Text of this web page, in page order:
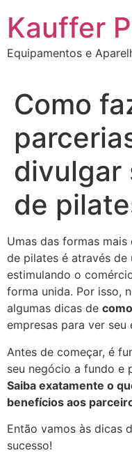
para
conteúdo
Kauffer
Equipamentos e
Como
divulgar
de
Umas das formas
de pilates é através de
estimulando o
forma unida. Por isso,
algumas dicas de
empresas para ver
Antes de começar, é
seu negócio a fundo e
Saiba exatamente o
benefícios aos
Então vamos às dicas
sucesso!